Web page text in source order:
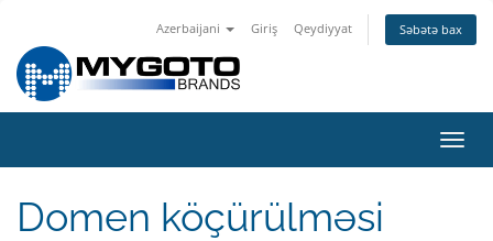
Azerbaijani Giriş Qeydiyyat Səbətə bax
keçid
Domen köçürülməsi